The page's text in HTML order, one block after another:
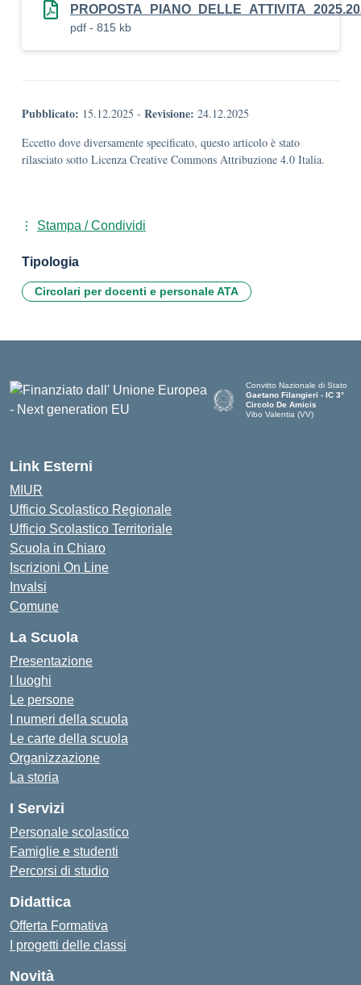
pdf - 815 kb
Pubblicato: 15.12.2025 - Revisione: 24.12.2025
Eccetto dove diversamente specificato, questo articolo è stato
rilasciato sotto Licenza Creative Commons Attribuzione 4.0 Italia.
Stampa / Condividi
Tipologia
Circolari per docenti e personale ATA
Convitto Nazionale di Stato
Gaetano Filangieri - IC 3°
Circolo De Amicis
Vibo Valentia (VV)
Link Esterni
MIUR
Ufficio Scolastico Regionale
Ufficio Scolastico Territoriale
Scuola in Chiaro
Iscrizioni On Line
Invalsi
Comune
La Scuola
Presentazione
I luoghi
Le persone
I numeri della scuola
Le carte della scuola
Organizzazione
La storia
I Servizi
Personale scolastico
Famiglie e studenti
Percorsi di studio
Didattica
Offerta Formativa
I progetti delle classi
Novità